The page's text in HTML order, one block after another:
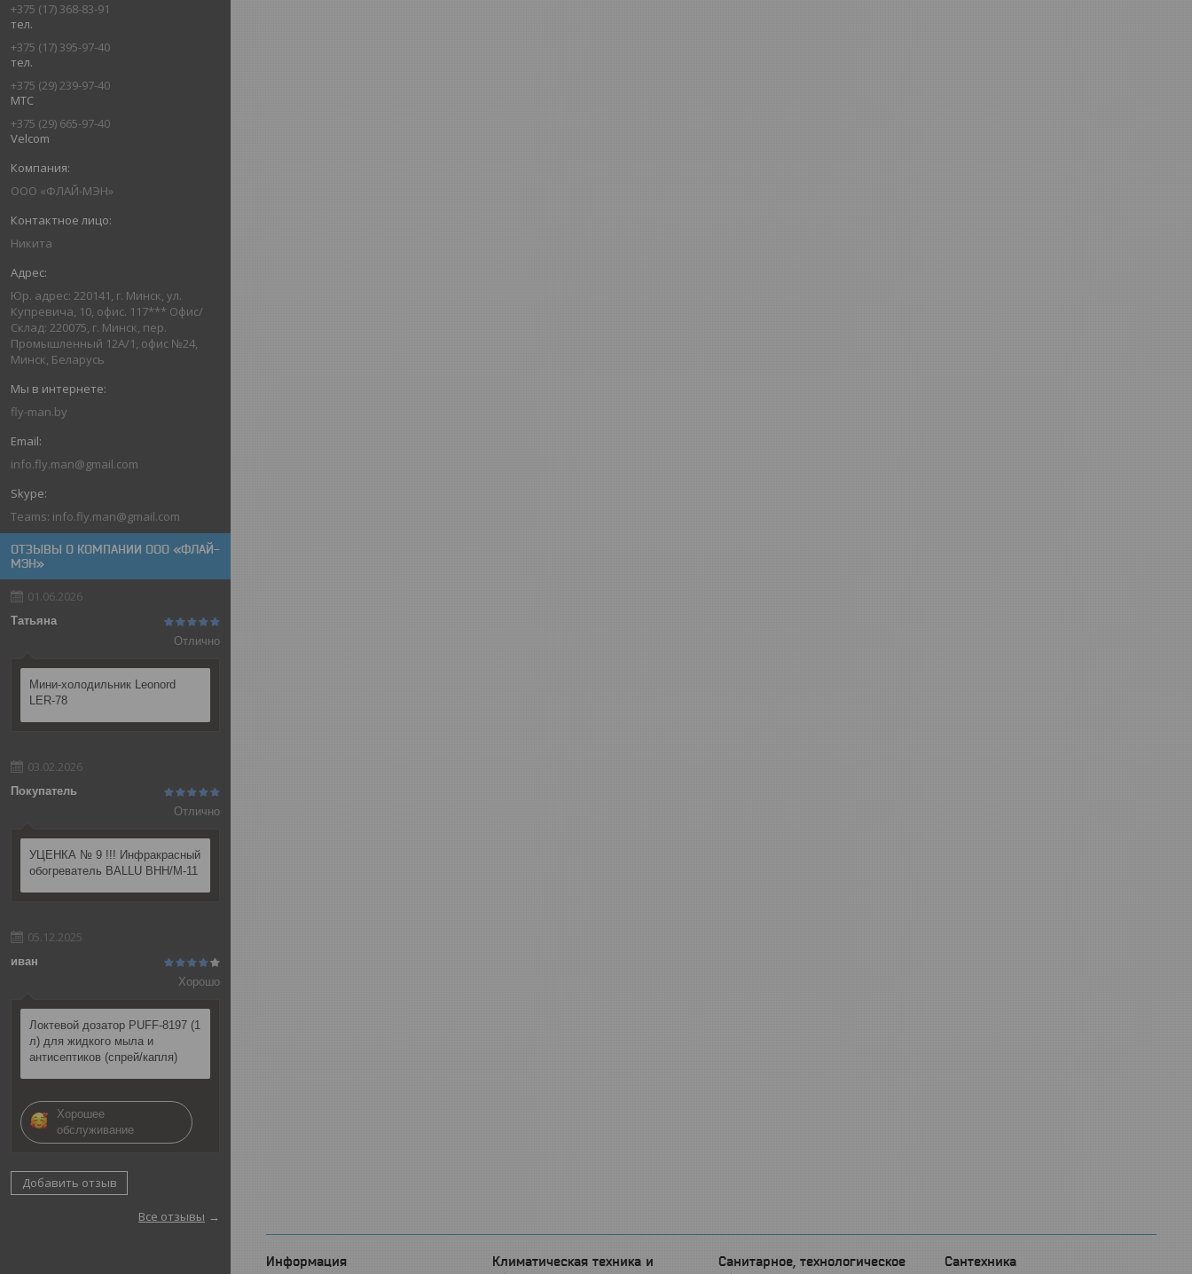
+375 (17) 368-83-91
тел.
+375 (17) 395-97-40
тел.
+375 (29) 239-97-40
МТС
+375 (29) 665-97-40
Velcom
ООО «ФЛАЙ-МЭН»
Никита
Юр. адрес: 220141, г. Минск, ул.
Купревича, 10, офис. 117*** Офис/
Склад: 220075, г. Минск, пер.
Промышленный 12А/1, офис №24,
Минск, Беларусь
fly-man.by
info.fly.man@gmail.com
Teams: info.fly.man@gmail.com
ОТЗЫВЫ О КОМПАНИИ ООО «ФЛАЙ-
МЭН»
01.06.2026
Татьяна
Отлично
Мини-холодильник Leonord
LER-78
03.02.2026
Покупатель
Отлично
УЦЕНКА № 9 !!! Инфракрасный
обогреватель BALLU BHH/M-11
05.12.2025
иван
Хорошо
Локтевой дозатор PUFF-8197 (1
л) для жидкого мыла и
антисептиков (спрей/капля)
Хорошее
обслуживание
Добавить отзыв
Все отзывы
Информация
Климатическая техника и
Санитарное, технологическое
Сантехника